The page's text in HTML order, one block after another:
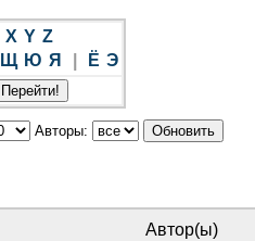
X Y Z
Щ Ю Я Ё Э
Авторы:
Автор(ы)